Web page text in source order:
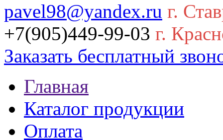
pavel98@yandex.ru г.
+7(905)449-99-03 г.
Заказать бесплатный
Главная
Каталог продукции
Оплата